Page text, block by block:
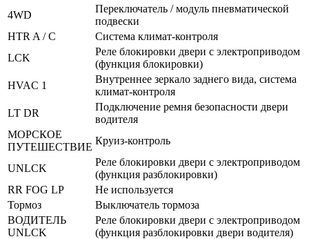
4WD
Переключатель / модуль пневматической
подвески
HTR A / C
Система климат-контроля
LCK
Реле блокировки двери с электроприводом
(функция блокировки)
HVAC 1
Внутреннее зеркало заднего вида, система
климат-контроля
LT DR
Подключение ремня безопасности двери
водителя
МОРСКОЕ
ПУТЕШЕСТВИЕ
Круиз-контроль
UNLCK
Реле блокировки двери с электроприводом
(функция разблокировки)
RR FOG LP
Не используется
Тормоз
Выключатель тормоза
ВОДИТЕЛЬ
UNLCK
Реле блокировки двери с электроприводом
(функция разблокировки двери водителя)